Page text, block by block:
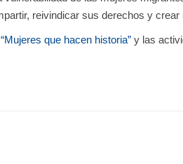
reivindicar sus derechos y crear
“Mujeres que hacen historia” y las